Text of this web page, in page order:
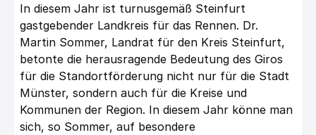
In diesem Jahr ist turnusgemäß Steinfurt
gastgebender Landkreis für das Rennen. Dr.
Martin Sommer, Landrat für den Kreis Steinfurt,
betonte die herausragende Bedeutung des Giros
für die Standortförderung nicht nur für die Stadt
Münster, sondern auch für die Kreise und
Kommunen der Region. In diesem Jahr könne man
sich, so Sommer, auf besondere